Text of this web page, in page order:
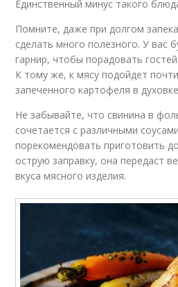
Единственный минус такого
Помните, даже при долгом
сделать много полезного. У вас
гарнир, чтобы порадовать
К тому же, к мясу подойдет
запеченного картофеля в
Не забывайте, что свинина в
сочетается с различными
порекомендовать приготовить
острую заправку, она передаст
вкуса мясного изделия.